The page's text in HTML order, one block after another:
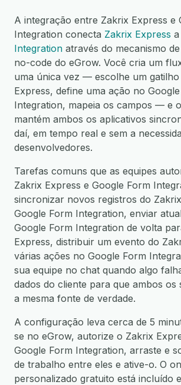
A integração entre Zakrix Express e
Integration conecta Zakrix Express a
Integration através do mecanismo
no-code do eGrow. Você cria um
uma única vez — escolhe um
Express, define uma ação no
Integration, mapeia os campos — e
mantém ambos os aplicativos
daí, em tempo real e sem a
desenvolvedores.
Tarefas comuns que as equipes
Zakrix Express e Google Form
sincronizar novos registros do
Google Form Integration, enviar
Google Form Integration de volta
Express, distribuir um evento do
várias ações no Google Form
sua equipe no chat quando algo
dados do cliente para que ambos os
a mesma fonte de verdade.
A configuração leva cerca de 5
se no eGrow, autorize o Zakrix
Google Form Integration, arraste e
de trabalho entre eles e ative-o. O
personalizado gratuito está incluído